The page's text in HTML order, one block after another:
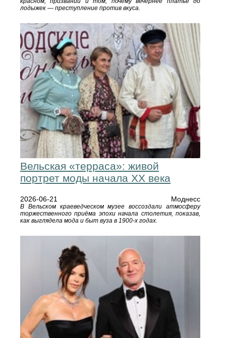
лодыжек — преступление против вкуса.
Вельская «терраса»: живой
портрет моды начала XX века
2026-06-21 Моднесс
В Вельском краеведческом музее воссоздали атмосферу
торжественного приёма эпохи начала столетия, показав,
как выглядела мода и быт вуза в 1900‑х годах.